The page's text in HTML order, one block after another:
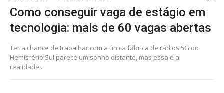
Como conseguir vaga de estágio em
tecnologia: mais de 60 vagas abertas
Ter a chance de trabalhar com a única fábrica de rádios 5G do
Hemisfério Sul parece um sonho distante, mas essa é a
realidade...